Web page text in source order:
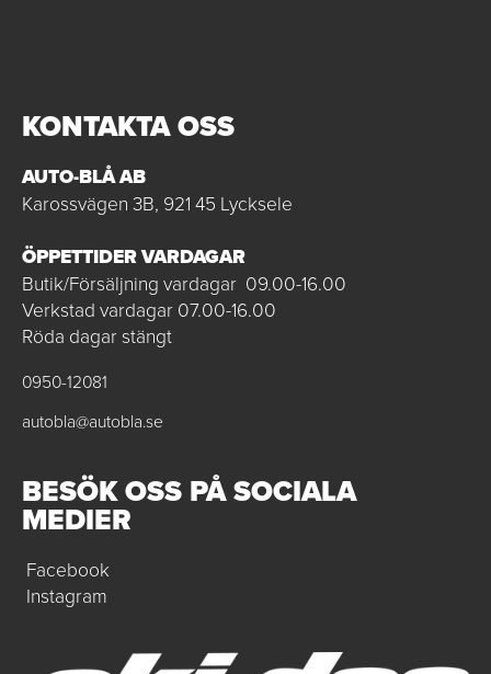
KONTAKTA OSS
AUTO-BLÅ AB
Karossvägen 3B, 921 45 Lycksele
ÖPPETTIDER VARDAGAR
Butik/Försäljning vardagar 09.00-16.00
Verkstad vardagar 07.00-16.00
Röda dagar stängt
0950-12081
autobla@autobla.se
BESÖK OSS PÅ SOCIALA
MEDIER
Facebook
Instagram